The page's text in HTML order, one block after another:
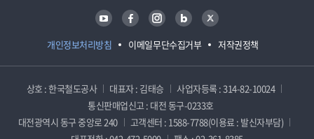
개인정보처리방침 이메일무단수집거부 저작권정책
유튜브 페이스북 인스타그램 블로그 트위터
상호 : 한국철도공사 대표자 : 김태승
사업자등록 : 314-82-10024
통신판매업신고 : 대전 동구-0233호
대전광역시 동구 중앙로 240
고객센터 : 1588-7788(이용료 : 발신자부담)